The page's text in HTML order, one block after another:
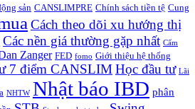
sản CANSLIMPRE Chính sách tiền tệ Cung
Cách theo dõi xu hướng thị
Các nền giá thường gặp nhất Cẩm
Zanger FED fomo Giới thiệu hệ thống
7 điểm CANSLIMHọc đầu tư Lãi
NHTW Nhật báo IBD phân